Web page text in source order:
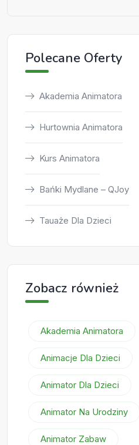
Polecane Oferty
Akademia Animatora
Hurtownia Animatora
Kurs Animatora
Bańki Mydlane – QJoy
Tauaże Dla Dzieci
Zobacz również
Akademia Animatora
Animacje Dla Dzieci
Animator Dla Dzieci
Animator Na Urodziny
Animator Zabaw